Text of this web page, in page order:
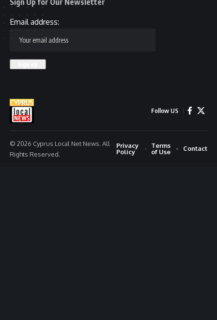
Email address:
Follow US
© 2026 Cyprus Local Net News. All
Rights Reserved.
Privacy
Policy
Terms
of Use
Contact